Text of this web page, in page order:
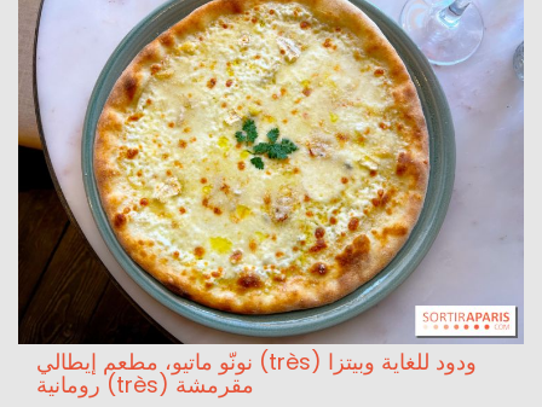
نونّو ماتيو، مطعم إيطالي (très) ودود للغاية وبيتزا
رومانية (très) مقرمشة